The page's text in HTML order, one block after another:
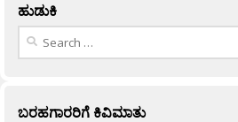
ಹುಡುಕಿ
Search
ಬರಹಗಾರರಿಗೆ ಕಿವಿಮಾತು